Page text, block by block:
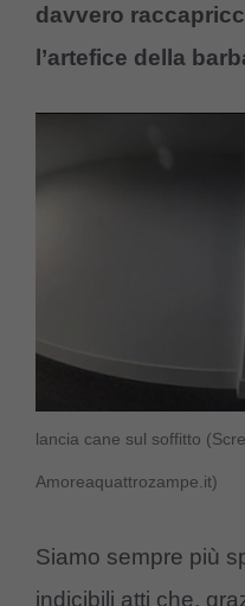
davvero
l’artefice della
lancia cane sul soffitto
Amoreaquattrozampe.it)
Siamo sempre più
indicibili atti che,